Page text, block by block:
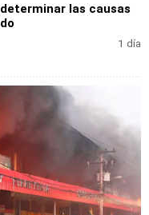
las causas
1 día